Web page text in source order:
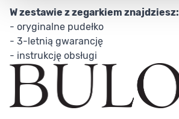
W zestawie z zegarkiem znajdziesz:
- oryginalne pudełko
- 3-letnią gwarancję
- instrukcję obsługi